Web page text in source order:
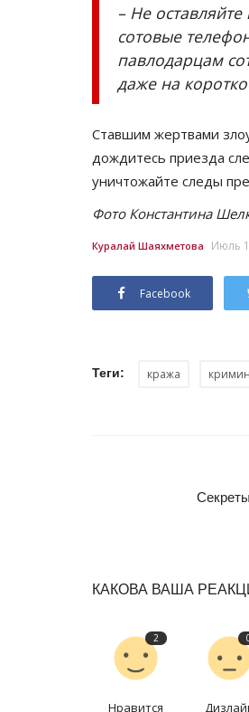
– Не
сотовые
павлодарцам
даже на
Ставшим жертвами
дождитесь приезда
уничтожайте следы
Фото Константина
Куралай Шаяхметова Июль
Facebook
Теги: кража
КАКОВА ВАША
2
Нравится